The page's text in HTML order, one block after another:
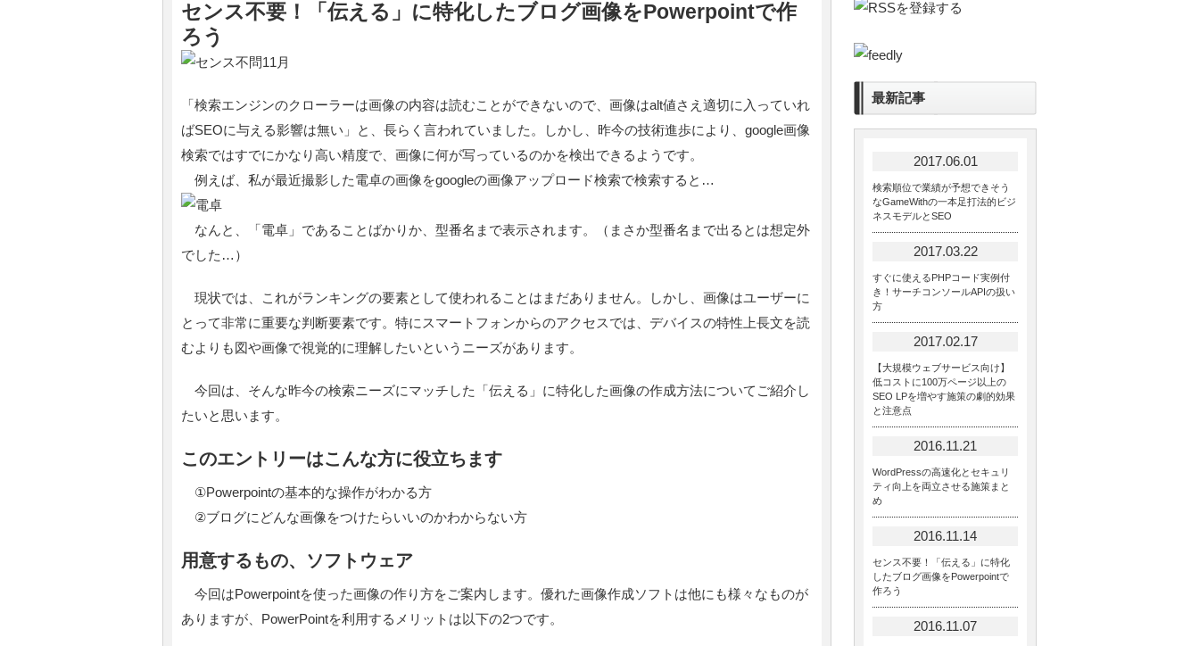
センス不要！「伝える」に特化したブログ画像をPowerpointで作
ろう
「検索エンジンのクローラーは画像の内容は読むことができないので、画像はalt値さえ適切に入っていれ
ばSEOに与える影響は無い」と、長らく言われていました。しかし、昨今の技術進歩により、google画像
検索ではすでにかなり高い精度で、画像に何が写っているのかを検出できるようです。
例えば、私が最近撮影した電卓の画像をgoogleの画像アップロード検索で検索すると…
なんと、「電卓」であることばかりか、型番名まで表示されます。（まさか型番名まで出るとは想定外
でした…）
現状では、これがランキングの要素として使われることはまだありません。しかし、画像はユーザーに
とって非常に重要な判断要素です。特にスマートフォンからのアクセスでは、デバイスの特性上長文を読
むよりも図や画像で視覚的に理解したいというニーズがあります。
今回は、そんな昨今の検索ニーズにマッチした「伝える」に特化した画像の作成方法についてご紹介し
たいと思います。
このエントリーはこんな方に役立ちます
①Powerpointの基本的な操作がわかる方
②ブログにどんな画像をつけたらいいのかわからない方
用意するもの、ソフトウェア
今回はPowerpointを使った画像の作り方をご案内します。優れた画像作成ソフトは他にも様々なものが
ありますが、PowerPointを利用するメリットは以下の2つです。
最新記事
2017.06.01
検索順位で業績が予想できそう
なGameWithの一本足打法的ビジ
ネスモデルとSEO
2017.03.22
すぐに使えるPHPコード実例付
き！サーチコンソールAPIの扱い
方
2017.02.17
【大規模ウェブサービス向け】
低コストに100万ページ以上の
SEO LPを増やす施策の劇的効果
と注意点
2016.11.21
WordPressの高速化とセキュリ
ティ向上を両立させる施策まと
め
2016.11.14
センス不要！「伝える」に特化
したブログ画像をPowerpointで
作ろう
2016.11.07